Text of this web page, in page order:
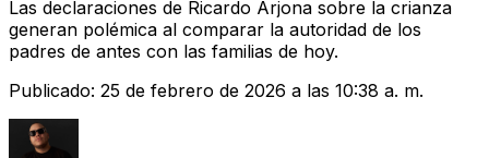
Las declaraciones de Ricardo Arjona sobre la crianza
generan polémica al comparar la autoridad de los
padres de antes con las familias de hoy.
Publicado: 25 de febrero de 2026 a las 10:38 a. m.